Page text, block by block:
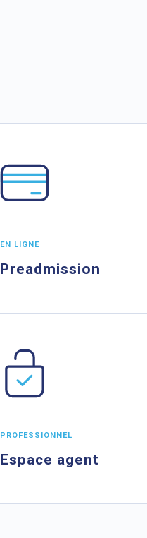
EN LIGNE
Preadmission
PROFESSIONNEL
Espace agent